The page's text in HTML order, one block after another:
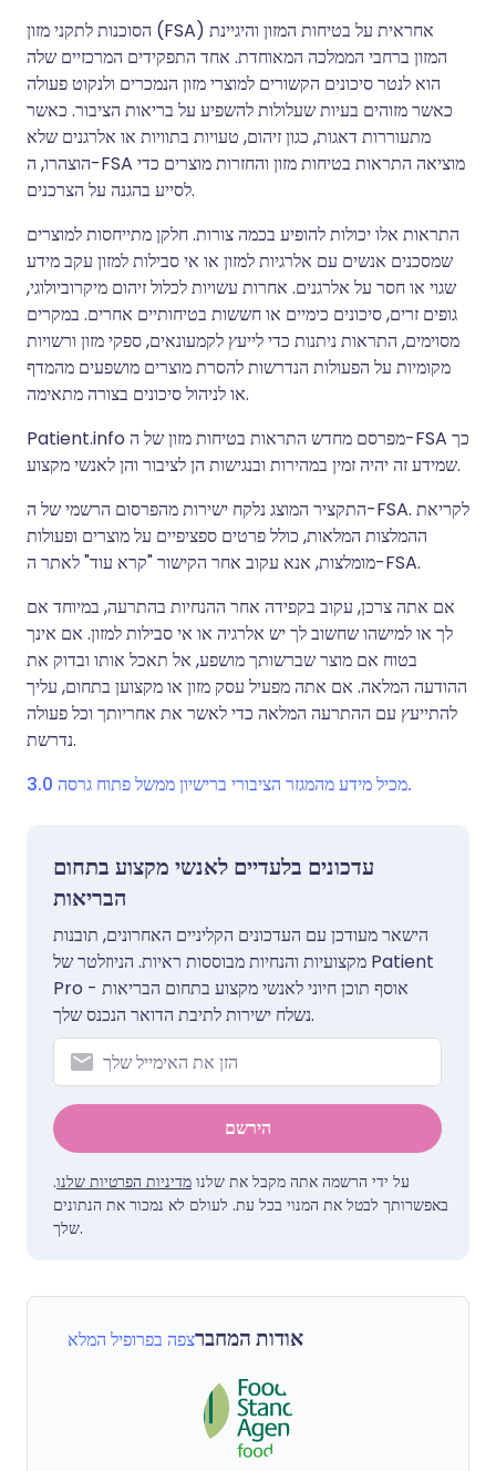
הסוכנות לתקני מזון (FSA) אחראית על בטיחות המזון והיגיינת
המזון ברחבי הממלכה המאוחדת. אחד התפקידים המרכזיים שלה
הוא לנטר סיכונים הקשורים למוצרי מזון הנמכרים ולנקוט פעולה
כאשר מזוהים בעיות שעלולות להשפיע על בריאות הציבור. כאשר
מתעוררות דאגות, כגון זיהום, טעויות בתוויות או אלרגנים שלא
הוצהרו, ה-FSA מוציאה התראות בטיחות מזון והחזרות מוצרים כדי
לסייע בהגנה על הצרכנים.
התראות אלו יכולות להופיע בכמה צורות. חלקן מתייחסות למוצרים
שמסכנים אנשים עם אלרגיות למזון או אי סבילות למזון עקב מידע
שגוי או חסר על אלרגנים. אחרות עשויות לכלול זיהום מיקרוביולוגי,
גופים זרים, סיכונים כימיים או חששות בטיחותיים אחרים. במקרים
מסוימים, התראות ניתנות כדי לייעץ לקמעונאים, ספקי מזון ורשויות
מקומיות על הפעולות הנדרשות להסרת מוצרים מושפעים מהמדף
או לניהול סיכונים בצורה מתאימה.
Patient.info מפרסם מחדש התראות בטיחות מזון של ה-FSA כך
שמידע זה יהיה זמין במהירות ובנגישות הן לציבור והן לאנשי מקצוע.
התקציר המוצג נלקח ישירות מהפרסום הרשמי של ה-FSA. לקריאת
ההמלצות המלאות, כולל פרטים ספציפיים על מוצרים ופעולות
מומלצות, אנא עקוב אחר הקישור "קרא עוד" לאתר ה-FSA.
אם אתה צרכן, עקוב בקפידה אחר ההנחיות בהתרעה, במיוחד אם
לך או למישהו שחשוב לך יש אלרגיה או אי סבילות למזון. אם אינך
בטוח אם מוצר שברשותך מושפע, אל תאכל אותו ובדוק את
ההודעה המלאה. אם אתה מפעיל עסק מזון או מקצוען בתחום, עליך
להתייעץ עם ההתרעה המלאה כדי לאשר את אחריותך וכל פעולה
נדרשת.
מכיל מידע מהמגזר הציבורי ברישיון ממשל פתוח גרסה 3.0.
עדכונים בלעדיים לאנשי מקצוע בתחום
הבריאות
הישאר מעודכן עם העדכונים הקליניים האחרונים, תובנות
מקצועיות והנחיות מבוססות ראיות. הניוזלטר של Patient
Pro אוסף תוכן חיוני לאנשי מקצוע בתחום הבריאות -
נשלח ישירות לתיבת הדואר הנכנס שלך.
הירשם
על ידי הרשמה אתה מקבל את שלנו מדיניות הפרטיות שלנו.
באפשרותך לבטל את המנוי בכל עת. לעולם לא נמכור את הנתונים
שלך.
אודות המחברצפה בפרופיל המלא